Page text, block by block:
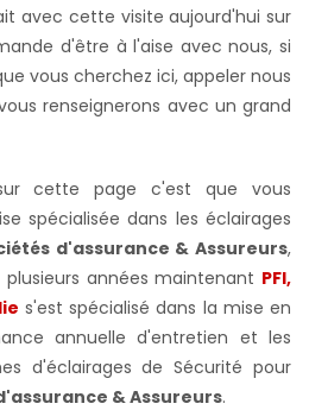
avec cette visite aujourd'hui sur
d'être à l'aise avec nous, si
vous cherchez ici, appeler nous
renseignerons avec un grand
cette page c'est que vous
spécialisée dans les éclairages
d'assurance & Assureurs,
années maintenant PFI,
s'est spécialisé dans la mise en
annuelle d'entretien et les
d'éclairages de Sécurité pour
& Assureurs.